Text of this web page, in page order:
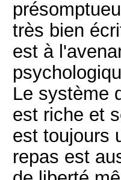
très bien
est à
Le système
est riche et
est toujours
repas est